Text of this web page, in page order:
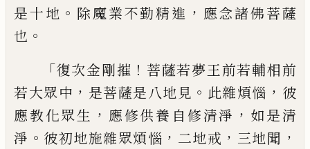
是十地 。 除魔業不勤精進 ， 應念諸佛菩薩
也 。
「復次金剛摧 ！ 菩薩若夢王前若輔相前
若大眾中 ， 是菩薩是八地見 。 此雜煩惱 ， 彼
應教化眾生 ， 應修供養自修清淨 ， 如是清
淨 。 彼初地施雜眾煩惱 ， 二地戒 ， 三地聞 ，